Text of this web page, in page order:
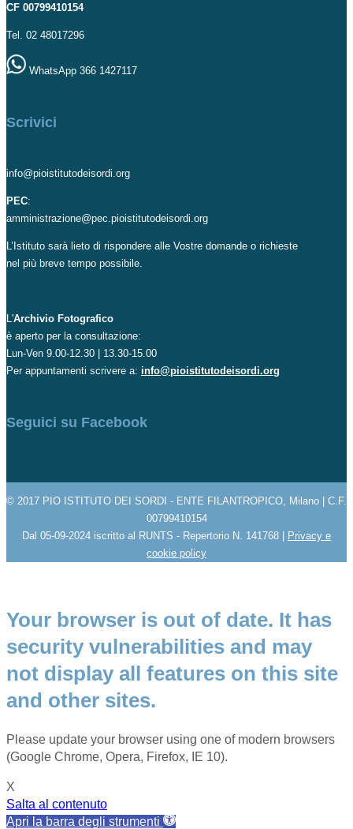
CF 00799410154
Tel. 02 48017296
WhatsApp 366 1427117
Scrivici
info@pioistitutodeisordi.org
PEC:
amministrazione@pec.pioistitutodeisordi.org
L’Istituto sarà lieto di rispondere alle Vostre domande o richieste
nel più breve tempo possibile.
L'Archivio Fotografico
è aperto per la consultazione:
Lun-Ven 9.00-12.30 | 13.30-15.00
Per appuntamenti scrivere a: info@pioistitutodeisordi.org
Seguici su Facebook
© 2017 PIO ISTITUTO DEI SORDI - ENTE FILANTROPICO, Milano | C.F.
00799410154
Dal 05-09-2024 iscritto al RUNTS - Repertorio N. 141768 | Privacy e
cookie policy
Your browser is out of date. It has
security vulnerabilities and may
not display all features on this site
and other sites.
Please update your browser using one of modern browsers
(Google Chrome, Opera, Firefox, IE 10).
X
Salta al contenuto
Apri la barra degli strumenti